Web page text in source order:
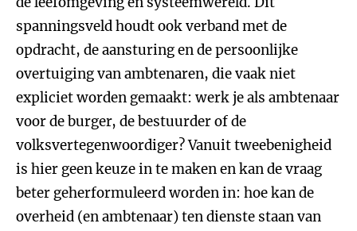
spanningsveld houdt ook verband met de
opdracht, de aansturing en de persoonlijke
overtuiging van ambtenaren, die vaak niet
expliciet worden gemaakt: werk je als ambtenaar
voor de burger, de bestuurder of de
volksvertegenwoordiger? Vanuit tweebenigheid
is hier geen keuze in te maken en kan de vraag
beter geherformuleerd worden in: hoe kan de
overheid (en ambtenaar) ten dienste staan van